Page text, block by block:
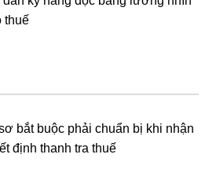
thuế
bắt buộc phải chuẩn bị khi nhận
định thanh tra thuế